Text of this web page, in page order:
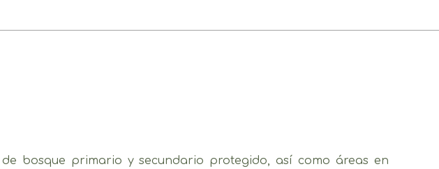
bosque primario y secundario protegido, así como áreas en